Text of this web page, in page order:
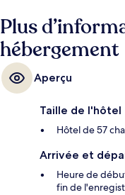
Plus
hébergement
Aperçu
Taille de l'hôtel
Hôtel de 57
Arrivée et
Heure de
fin de